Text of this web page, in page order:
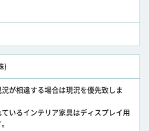
)
が相違する場合は現況を優先致しま
いるインテリア家具はディスプレイ用